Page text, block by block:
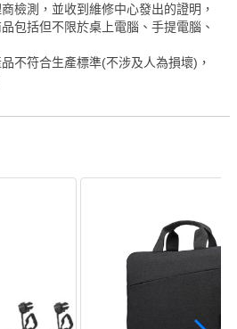
檢測，並收到維修中心發出的證明，
包括但不限於桌上電腦、手提電腦、
不符合生產標準(不涉及人為損壞)，